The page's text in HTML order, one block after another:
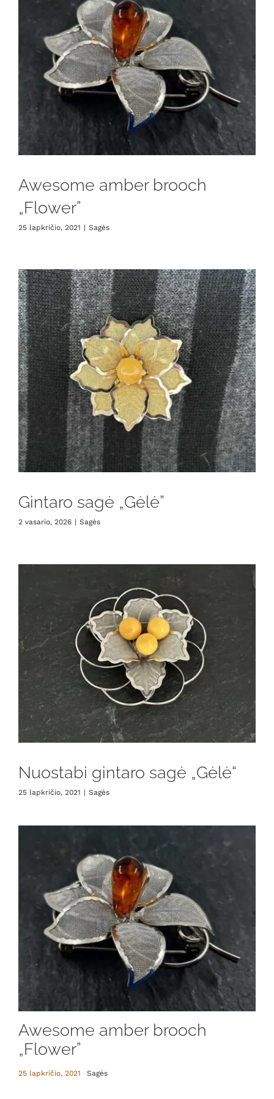
Awesome amber brooch
„Flower”
25 lapkričio, 2021 | Sagės
Gintaro sagė „Gėlė”
2 vasario, 2026 | Sagės
Nuostabi gintaro sagė „Gėlė“
25 lapkričio, 2021 | Sagės
Awesome amber brooch
„Flower”
25 lapkričio, 2021 Sagės